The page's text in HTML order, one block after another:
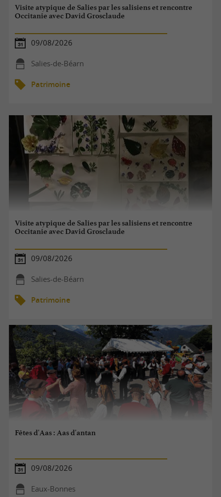
Visite atypique de Salies par les salisiens et rencontre
Occitanie avec David Grosclaude
09/08/2026
Salies-de-Béarn
Patrimoine
Visite atypique de Salies par les salisiens et rencontre
Occitanie avec David Grosclaude
09/08/2026
Salies-de-Béarn
Patrimoine
Fêtes d'Aas : Aas d'antan
09/08/2026
Eaux-Bonnes